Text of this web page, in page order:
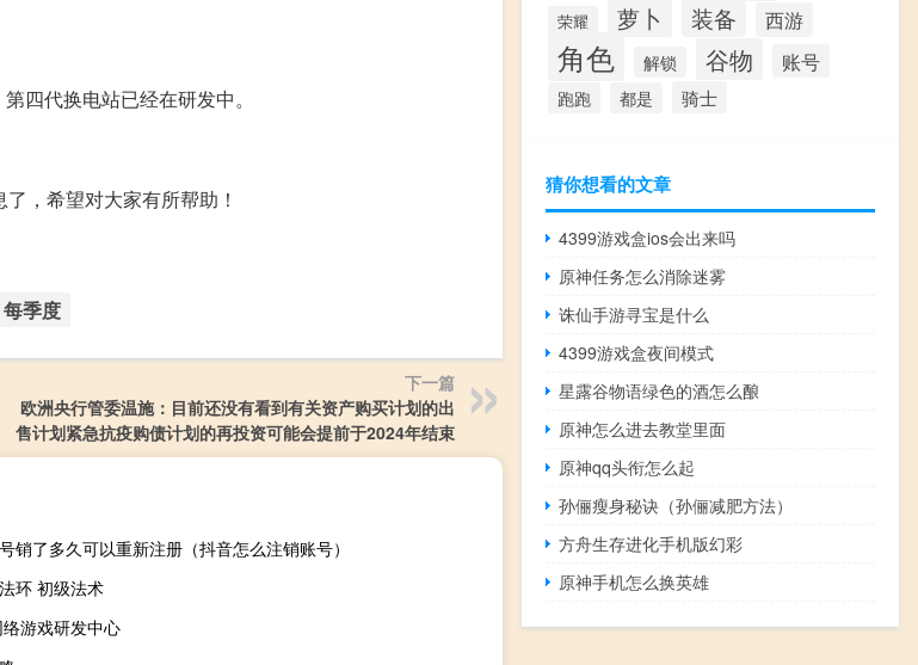
四代换电站已经在研发中。
，希望对大家有所帮助！
每季度
下一篇
欧洲央行管委温施：目前还没有看到有关资产购买计划的出
售计划紧急抗疫购债计划的再投资可能会提前于2024年结束
销了多久可以重新注册（抖音怎么注销账号）
环 初级法术
游戏研发中心
荣耀
萝卜 装备 西游
角色 解锁 谷物 账号
跑跑 都是 骑士
猜你想看的文章
4399游戏盒ios会出来吗
原神任务怎么消除迷雾
诛仙手游寻宝是什么
4399游戏盒夜间模式
星露谷物语绿色的酒怎么酿
原神怎么进去教堂里面
原神qq头衔怎么起
孙俪瘦身秘诀（孙俪减肥方法）
方舟生存进化手机版幻彩
原神手机怎么换英雄